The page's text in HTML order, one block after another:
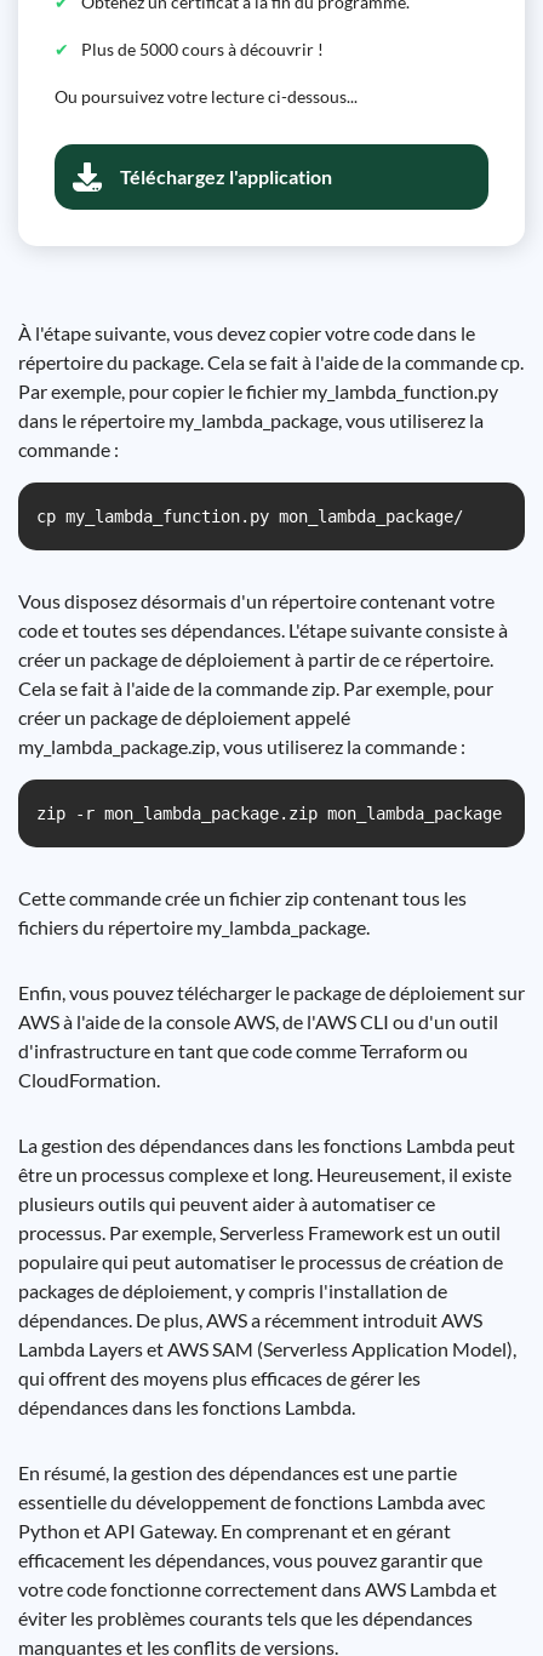
Plus de 5000 cours à découvrir !
Ou poursuivez votre lecture ci-dessous...
Téléchargez l'application
À l'étape suivante, vous devez copier votre code dans le
répertoire du package. Cela se fait à l'aide de la commande cp.
Par exemple, pour copier le fichier my_lambda_function.py
dans le répertoire my_lambda_package, vous utiliserez la
commande :
cp my_lambda_function.py mon_lambda_package/
Vous disposez désormais d'un répertoire contenant votre
code et toutes ses dépendances. L'étape suivante consiste à
créer un package de déploiement à partir de ce répertoire.
Cela se fait à l'aide de la commande zip. Par exemple, pour
créer un package de déploiement appelé
my_lambda_package.zip, vous utiliserez la commande :
zip -r mon_lambda_package.zip mon_lambda_package
Cette commande crée un fichier zip contenant tous les
fichiers du répertoire my_lambda_package.
Enfin, vous pouvez télécharger le package de déploiement sur
AWS à l'aide de la console AWS, de l'AWS CLI ou d'un outil
d'infrastructure en tant que code comme Terraform ou
CloudFormation.
La gestion des dépendances dans les fonctions Lambda peut
être un processus complexe et long. Heureusement, il existe
plusieurs outils qui peuvent aider à automatiser ce
processus. Par exemple, Serverless Framework est un outil
populaire qui peut automatiser le processus de création de
packages de déploiement, y compris l'installation de
dépendances. De plus, AWS a récemment introduit AWS
Lambda Layers et AWS SAM (Serverless Application Model),
qui offrent des moyens plus efficaces de gérer les
dépendances dans les fonctions Lambda.
En résumé, la gestion des dépendances est une partie
essentielle du développement de fonctions Lambda avec
Python et API Gateway. En comprenant et en gérant
efficacement les dépendances, vous pouvez garantir que
votre code fonctionne correctement dans AWS Lambda et
éviter les problèmes courants tels que les dépendances
manquantes et les conflits de versions.